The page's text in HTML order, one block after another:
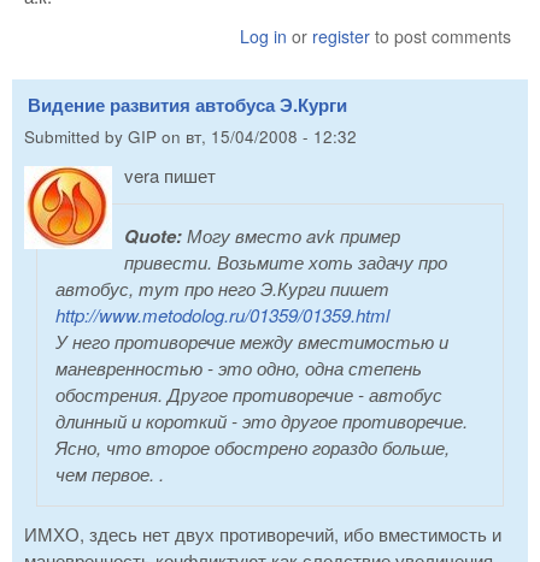
Log in or register to post comments
Видение развития автобуса Э.Курги
Submitted by GIP on вт, 15/04/2008 - 12:32
vera пишет
Quote:Могу вместо avk пример
привести. Возьмите хоть задачу про
автобус, тут про него Э.Курги пишет
http://www.metodolog.ru/01359/01359.html
У него противоречие между вместимостью и
маневренностью - это одно, одна степень
обострения. Другое противоречие - автобус
длинный и короткий - это другое противоречие.
Ясно, что второе обострено гораздо больше,
чем первое. .
ИМХО, здесь нет двух противоречий, ибо вместимость и